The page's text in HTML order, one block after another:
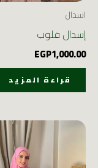
اسدال
إسدال قلوب
EGP1,000.00
قراءة المزيد